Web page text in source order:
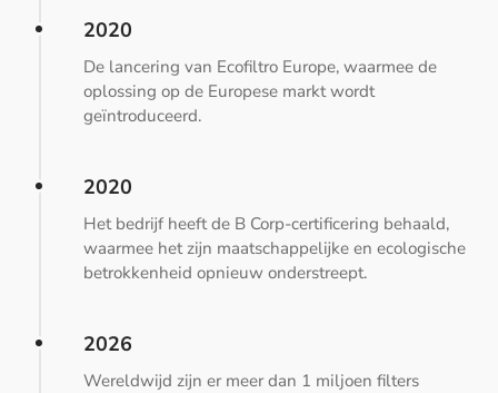
2020
De lancering van Ecofiltro Europe, waarmee de
oplossing op de Europese markt wordt
geïntroduceerd.
2020
Het bedrijf heeft de B Corp-certificering behaald,
waarmee het zijn maatschappelijke en ecologische
betrokkenheid opnieuw onderstreept.
2026
Wereldwijd zijn er meer dan 1 miljoen filters